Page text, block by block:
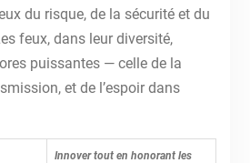
du risque, de la sécurité et du
feux, dans leur diversité,
puissantes — celle de la
et de l’espoir dans
Innover tout en honorant les